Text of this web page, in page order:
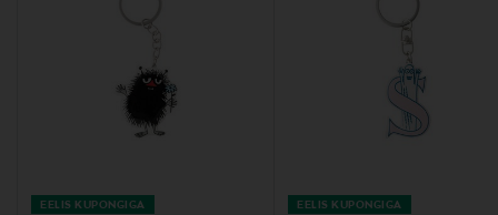
EELIS KUPONGIGA EELIS KUPONGIGA